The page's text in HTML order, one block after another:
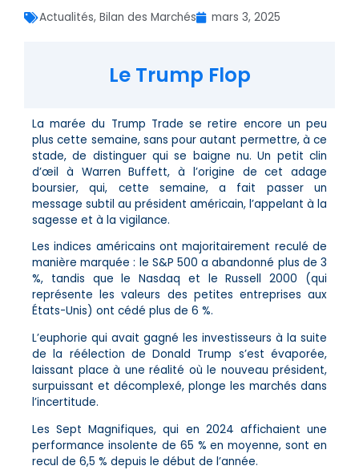
Actualités, Bilan des Marchés mars 3, 2025
Le Trump Flop
La marée du Trump Trade se retire encore un peu
plus cette semaine, sans pour autant permettre, à ce
stade, de distinguer qui se baigne nu. Un petit clin
d’œil à Warren Buffett, à l’origine de cet adage
boursier, qui, cette semaine, a fait passer un
message subtil au président américain, l’appelant à la
sagesse et à la vigilance.
Les indices américains ont majoritairement reculé de
manière marquée : le S&P 500 a abandonné plus de 3
%, tandis que le Nasdaq et le Russell 2000 (qui
représente les valeurs des petites entreprises aux
États-Unis) ont cédé plus de 6 %.
L’euphorie qui avait gagné les investisseurs à la suite
de la réélection de Donald Trump s’est évaporée,
laissant place à une réalité où le nouveau président,
surpuissant et décomplexé, plonge les marchés dans
l’incertitude.
Les Sept Magnifiques, qui en 2024 affichaient une
performance insolente de 65 % en moyenne, sont en
recul de 6,5 % depuis le début de l’année.